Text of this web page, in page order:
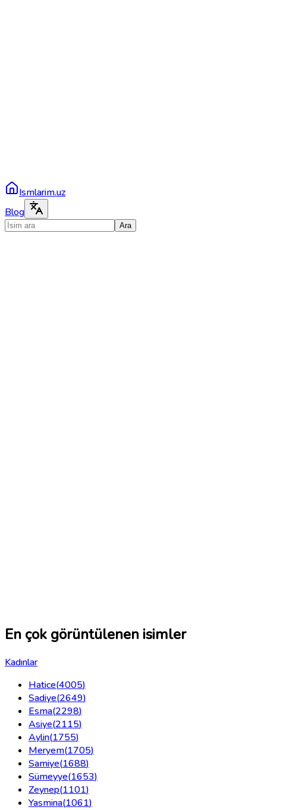
Ismlarim.uz
Blog
Ara
En çok görüntülenen isimler
Kadınlar
Hatice(4005)
Sadiye(2649)
Esma(2298)
Asiye(2115)
Aylin(1755)
Meryem(1705)
Samiye(1688)
Sümeyye(1653)
Zeynep(1101)
Yasmina(1061)